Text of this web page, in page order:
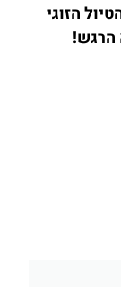
הזוגי
הרגש!